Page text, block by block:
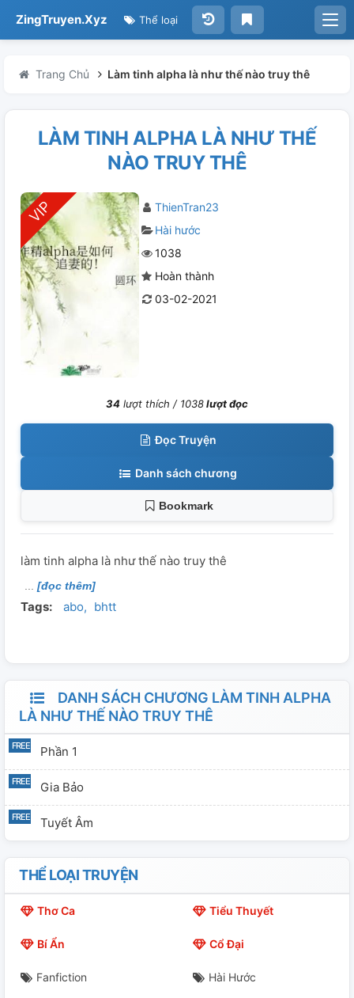
ZingTruyen.Xyz Thể loại
Trang Chủ Làm tinh alpha là như thế nào truy thê
LÀM TINH ALPHA LÀ NHƯ THẾ
NÀO TRUY THÊ
ThienTran23
Hài hước
1038
Hoàn thành
03-02-2021
34 lượt thích / 1038lượt đọc
Đọc Truyện
Danh sách chương
Bookmark
làm tinh alpha là như thế nào truy thê
[đọc thêm]
Tags: abo bhtt
DANH SÁCH CHƯƠNG LÀM TINH ALPHA
LÀ NHƯ THẾ NÀO TRUY THÊ
Phần 1
Gia Bảo
Tuyết Âm
THỂ LOẠI TRUYỆN
Thơ Ca Tiểu Thuyết
Bí Ẩn Cổ Đại
Fanfiction Hài Hước